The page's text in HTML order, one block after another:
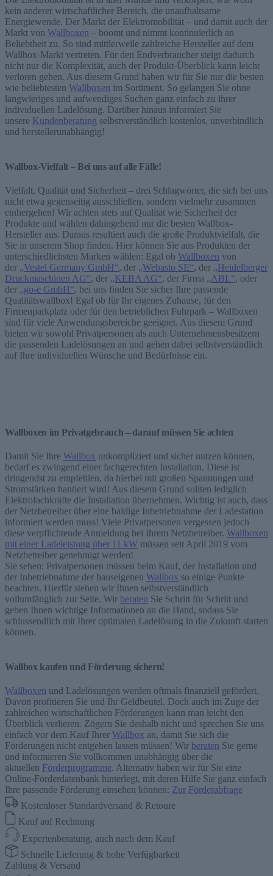
kein anderer wirtschaftlicher Bereich, die unaufhaltsame
Energiewende. Der Markt der Elektromobilität – und damit auch der
Markt von Wallboxen – boomt und nimmt kontinuierlich an
Beliebtheit zu. So sind mittlerweile zahlreiche Hersteller auf dem
Wallbox-Markt vertreten. Für den Endverbraucher steigt dadurch
nicht nur die Komplexität, auch der Produkt-Überblick kann leicht
verloren gehen. Aus diesem Grund haben wir für Sie nur die besten
wie beliebtesten Wallboxen im Sortiment. So gelangen Sie ohne
langwieriges und aufwendiges Suchen ganz einfach zu ihrer
individuellen Ladelösung. Darüber hinaus informiert Sie
unsere Kundenberatung selbstverständlich kostenlos, unverbindlich
und herstellerunabhängig!
Wallbox-Vielfalt – Bei uns auf alle Fälle!
Vielfalt, Qualität und Sicherheit – drei Schlagwörter, die sich bei uns
nicht etwa gegenseitig ausschließen, sondern vielmehr zusammen
einhergehen! Wir achten stets auf Qualität wie Sicherheit der
Produkte und wählen dahingehend nur die besten Wallbox-
Hersteller aus. Daraus resultiert auch die große Produktvielfalt, die
Sie in unserem Shop finden. Hier können Sie aus Produkten der
unterschiedlichsten Marken wählen: Egal ob Wallboxen von
der „Vestel Germany GmbH“, der „Webasto SE“, der „Heidelberger
Druckmaschinen AG“, der „KEBA AG“, der Firma „ABL“, oder
der „go-e GmbH“, bei uns finden Sie sicher Ihre passende
Qualitätswallbox! Egal ob für Ihr eigenes Zuhause, für den
Firmenparkplatz oder für den betrieblichen Fuhrpark – Wallboxen
sind für viele Anwendungsbereiche geeignet. Aus diesem Grund
bieten wir sowohl Privatpersonen als auch Unternehmensbesitzern
die passenden Ladelösungen an und gehen dabei selbstverständlich
auf Ihre individuellen Wünsche und Bedürfnisse ein.
Wallboxen im Privatgebrauch – darauf müssen Sie achten
Damit Sie Ihre Wallbox unkompliziert und sicher nutzen können,
bedarf es zwingend einer fachgerechten Installation. Diese ist
dringendst zu empfehlen, da hierbei mit großen Spannungen und
Stromstärken hantiert wird! Aus diesem Grund sollten lediglich
Elektrofachkräfte die Installation übernehmen. Wichtig ist auch, dass
der Netzbetreiber über eine baldige Inbetriebnahme der Ladestation
informiert werden muss! Viele Privatpersonen vergessen jedoch
diese verpflichtende Anmeldung bei Ihrem Netzbetreiber. Wallboxen
mit einer Ladeleistung über 11 kW müssen seit April 2019 vom
Netzbetreiber genehmigt werden!
Sie sehen: Privatpersonen müssen beim Kauf, der Installation und
der Inbetriebnahme der hauseigenen Wallbox so einige Punkte
beachten. Hierfür stehen wir Ihnen selbstverständlich
vollumfänglich zur Seite. Wir beraten Sie Schritt für Schritt und
geben Ihnen wichtige Informationen an die Hand, sodass Sie
schlussendlich mit Ihrer optimalen Ladelösung in die Zukunft starten
können.
Wallbox kaufen und Förderung sichern!
Wallboxen und Ladelösungen werden oftmals finanziell gefördert.
Davon profitieren Sie und Ihr Geldbeutel. Doch auch im Zuge der
zahlreichen wirtschaftlichen Förderungen kann man leicht den
Überblick verlieren. Zögern Sie deshalb nicht und sprechen Sie uns
einfach vor dem Kauf Ihrer Wallbox an, damit Sie sich die
Förderungen nicht entgehen lassen müssen! Wir beraten Sie gerne
und informieren Sie vollkommen unabhängig über die
aktuellen Förderprogramme. Alternativ haben wir für Sie eine
Online-Förderdatenbank hinterlegt, mit deren Hilfe Sie ganz einfach
Ihre passende Förderung einsehen können: Zur Förderabfrage
Kostenloser Standardversand & Retoure
Kauf auf Rechnung
Expertenberatung, auch nach dem Kauf
Schnelle Lieferung & hohe Verfügbarkeit
Zahlung & Versand